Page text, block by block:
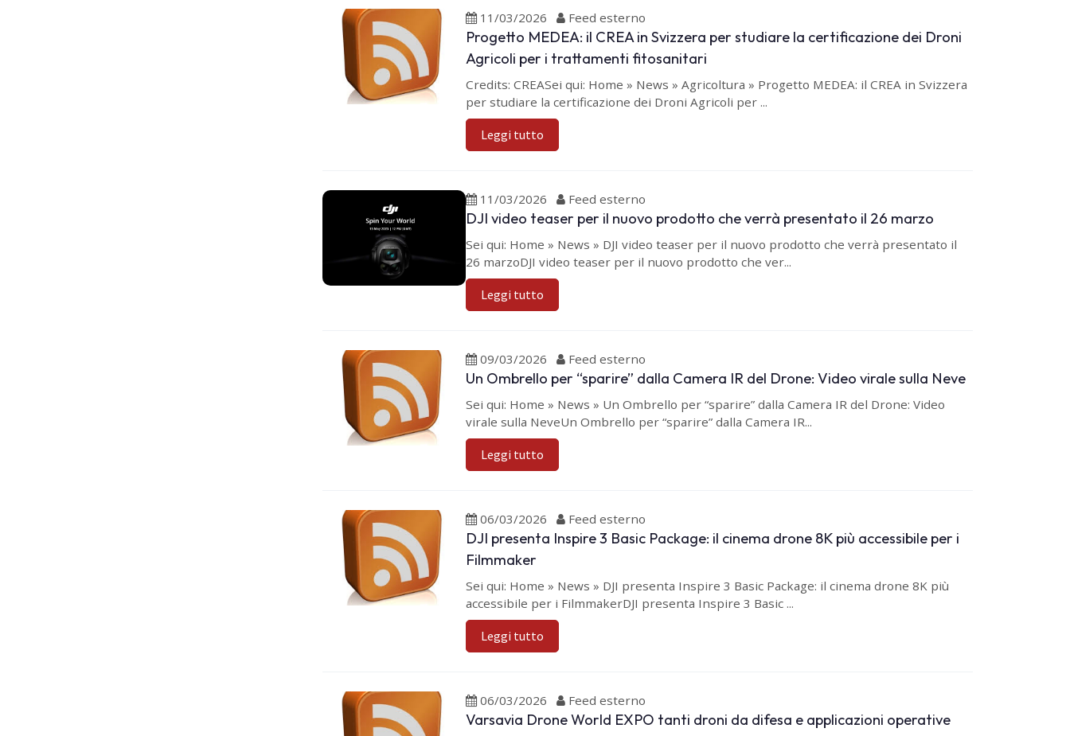
11/03/2026 Feed esterno
Progetto MEDEA: il CREA in Svizzera per studiare la certificazione dei Droni
Agricoli per i trattamenti fitosanitari
Credits: CREASei qui: Home » News » Agricoltura » Progetto MEDEA: il CREA in Svizzera
per studiare la certificazione dei Droni Agricoli per ...
Leggi tutto
11/03/2026 Feed esterno
DJI video teaser per il nuovo prodotto che verrà presentato il 26 marzo
Sei qui: Home » News » DJI video teaser per il nuovo prodotto che verrà presentato il
26 marzoDJI video teaser per il nuovo prodotto che ver...
Leggi tutto
09/03/2026 Feed esterno
Un Ombrello per “sparire” dalla Camera IR del Drone: Video virale sulla Neve
Sei qui: Home » News » Un Ombrello per “sparire” dalla Camera IR del Drone: Video
virale sulla NeveUn Ombrello per “sparire” dalla Camera IR...
Leggi tutto
06/03/2026 Feed esterno
DJI presenta Inspire 3 Basic Package: il cinema drone 8K più accessibile per i
Filmmaker
Sei qui: Home » News » DJI presenta Inspire 3 Basic Package: il cinema drone 8K più
accessibile per i FilmmakerDJI presenta Inspire 3 Basic ...
Leggi tutto
06/03/2026 Feed esterno
Varsavia Drone World EXPO tanti droni da difesa e applicazioni operative